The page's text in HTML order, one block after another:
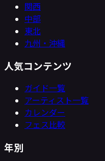
関西
中部
東北
九州・沖縄
人気コンテンツ
ガイド一覧
アーティスト一覧
カレンダー
フェス比較
年別